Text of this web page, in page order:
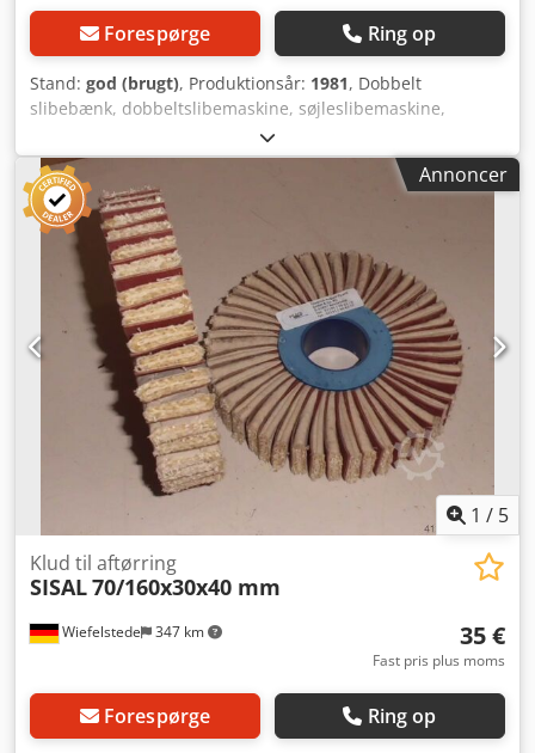
Forespørge Ring op
Stand: god (brugt), Produktionsår: 1981, Dobbelt
slibebænk, dobbeltslibemaskine, søjleslibemaskine,
søjleslibebænk -Motoreffekt: 1,1 kW -Omdrejningstal: 1.410
o/min -Periferihastighed: 45 m/s -Slibeskiver: maks. Ø 300
mm Dcsdpfob A Nkvsx Algjk -Driftsspænding: 380 Volt -
Vægt: 290 kg
Annoncer
1 / 5
Wiefelstede 347 km
Klud til aftørring
SISAL70/160x30x40 mm
35 €
Fast pris plus moms
Forespørge Ring op